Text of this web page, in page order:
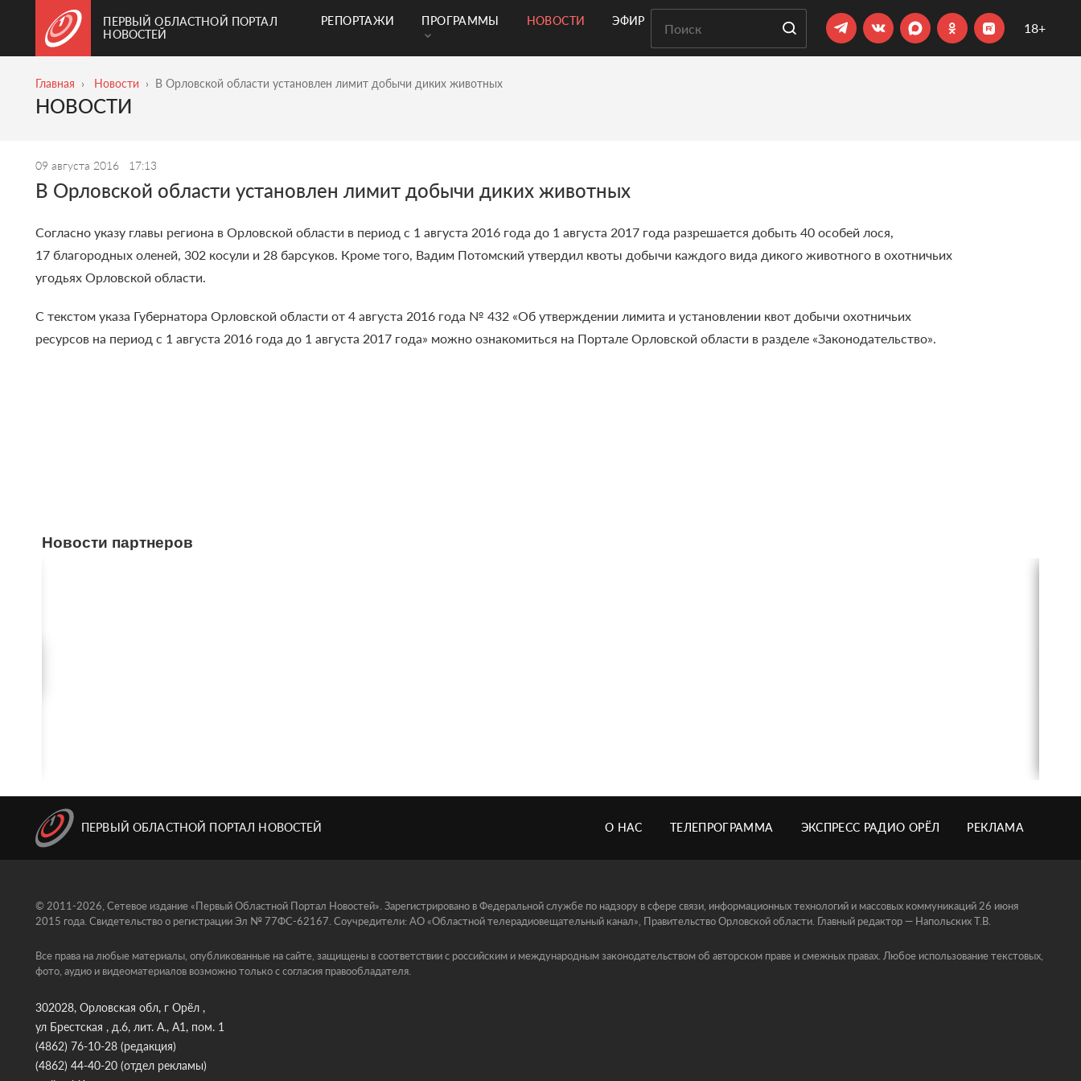
ПЕРВЫЙ ОБЛАСТНОЙ ПОРТАЛ
НОВОСТЕЙ
РЕПОРТАЖИ ПРОГРАММЫ НОВОСТИ ЭФИР 18+
Главная Новости В Орловской области установлен лимит добычи диких животных
НОВОСТИ
09 августа 2016 17:13
В Орловской области установлен лимит добычи диких животных
Согласно указу главы региона в Орловской области в период с 1 августа 2016 года до 1 августа 2017 года разрешается добыть 40 особей лося,
17 благородных оленей, 302 косули и 28 барсуков. Кроме того, Вадим Потомский утвердил квоты добычи каждого вида дикого животного в охотничьих
угодьях Орловской области.
С текстом указа Губернатора Орловской области от 4 августа 2016 года № 432 «Об утверждении лимита и установлении квот добычи охотничьих
ресурсов на период с 1 августа 2016 года до 1 августа 2017 года» можно ознакомиться на Портале Орловской области в разделе «Законодательство».
Новости партнеров
ПЕРВЫЙ ОБЛАСТНОЙ ПОРТАЛ НОВОСТЕЙ О НАС ТЕЛЕПРОГРАММА ЭКСПРЕСС РАДИО ОРЁЛ РЕКЛАМА
© 2011-2026, Сетевое издание «Первый Областной Портал Новостей». Зарегистрировано в Федеральной службе по надзору в сфере связи, информационных технологий и массовых коммуникаций 26 июня
2015 года. Свидетельство о регистрации Эл № 77ФС-62167. Соучредители: АО «Областной телерадиовещательный канал», Правительство Орловской области. Главный редактор — Напольских Т.В.
Все права на любые материалы, опубликованные на сайте, защищены в соответствии с российским и международным законодательством об авторском праве и смежных правах. Любое использование текстовых,
фото, аудио и видеоматериалов возможно только с согласия правообладателя.
302028, Орловская обл, г Орёл ,
ул Брестская , д.6, лит. А., А1, пом. 1
(4862) 76-10-28 (редакция)
(4862) 44-40-20 (отдел рекламы)